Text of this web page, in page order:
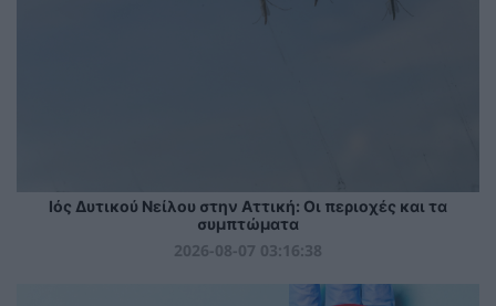
Ιός Δυτικού Νείλου στην Αττική: Οι περιοχές και τα
συμπτώματα
2026-08-07 03:16:38